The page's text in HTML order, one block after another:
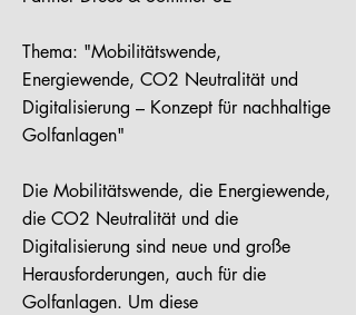
Thema: "Mobilitätswende,
Energiewende, CO2 Neutralität und
Digitalisierung – Konzept für nachhaltige
Golfanlagen"
Die Mobilitätswende, die Energiewende,
die CO2 Neutralität und die
Digitalisierung sind neue und große
Herausforderungen, auch für die
Golfanlagen. Um diese